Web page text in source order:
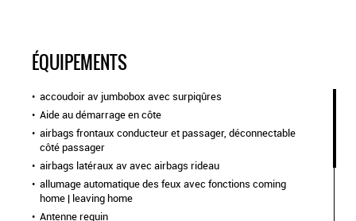
ÉQUIPEMENTS
accoudoir av jumbobox avec surpiqûres
Aide au démarrage en côte
airbags frontaux conducteur et passager, déconnectable
côté passager
airbags latéraux av avec airbags rideau
allumage automatique des feux avec fonctions coming
home | leaving home
Antenne requin